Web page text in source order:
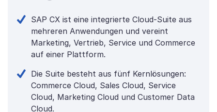
SAP CX ist eine integrierte Cloud-Suite aus
mehreren Anwendungen und vereint
Marketing, Vertrieb, Service und Commerce
auf einer Plattform.
Die Suite besteht aus fünf Kernlösungen:
Commerce Cloud, Sales Cloud, Service
Cloud, Marketing Cloud und Customer Data
Cloud.